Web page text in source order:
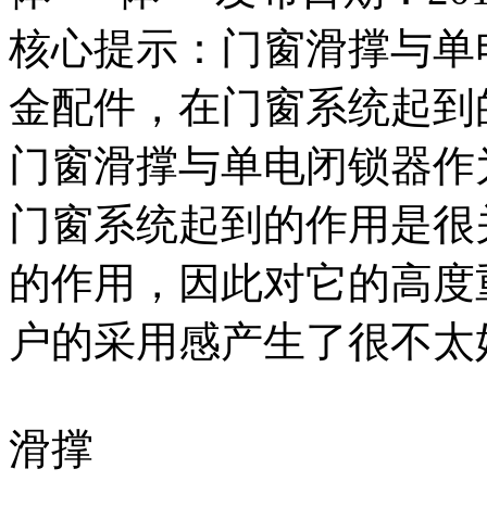
核心提示：门窗滑撑与
金配件，在门窗系统起
门窗滑撑与单电闭锁器
门窗系统起到的作用是
的作用，因此对它的高
户的采用感产生了很不
滑撑